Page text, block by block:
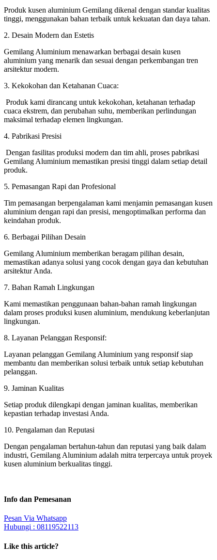
Produk kusen aluminium Gemilang dikenal dengan standar kualitas
tinggi, menggunakan bahan terbaik untuk kekuatan dan daya tahan.
2. Desain Modern dan Estetis
Gemilang Aluminium menawarkan berbagai desain kusen
aluminium yang menarik dan sesuai dengan perkembangan tren
arsitektur modern.
3. Kekokohan dan Ketahanan Cuaca:
Produk kami dirancang untuk kekokohan, ketahanan terhadap
cuaca ekstrem, dan perubahan suhu, memberikan perlindungan
maksimal terhadap elemen lingkungan.
4. Pabrikasi Presisi
Dengan fasilitas produksi modern dan tim ahli, proses pabrikasi
Gemilang Aluminium memastikan presisi tinggi dalam setiap detail
produk.
5. Pemasangan Rapi dan Profesional
Tim pemasangan berpengalaman kami menjamin pemasangan kusen
aluminium dengan rapi dan presisi, mengoptimalkan performa dan
keindahan produk.
6. Berbagai Pilihan Desain
Gemilang Aluminium memberikan beragam pilihan desain,
memastikan adanya solusi yang cocok dengan gaya dan kebutuhan
arsitektur Anda.
7. Bahan Ramah Lingkungan
Kami memastikan penggunaan bahan-bahan ramah lingkungan
dalam proses produksi kusen aluminium, mendukung keberlanjutan
lingkungan.
8. Layanan Pelanggan Responsif:
Layanan pelanggan Gemilang Aluminium yang responsif siap
membantu dan memberikan solusi terbaik untuk setiap kebutuhan
pelanggan.
9. Jaminan Kualitas
Setiap produk dilengkapi dengan jaminan kualitas, memberikan
kepastian terhadap investasi Anda.
10. Pengalaman dan Reputasi
Dengan pengalaman bertahun-tahun dan reputasi yang baik dalam
industri, Gemilang Aluminium adalah mitra terpercaya untuk proyek
kusen aluminium berkualitas tinggi.
Info dan Pemesanan
Pesan Via Whatsapp
Hubungi : 08119522113
Like this article?